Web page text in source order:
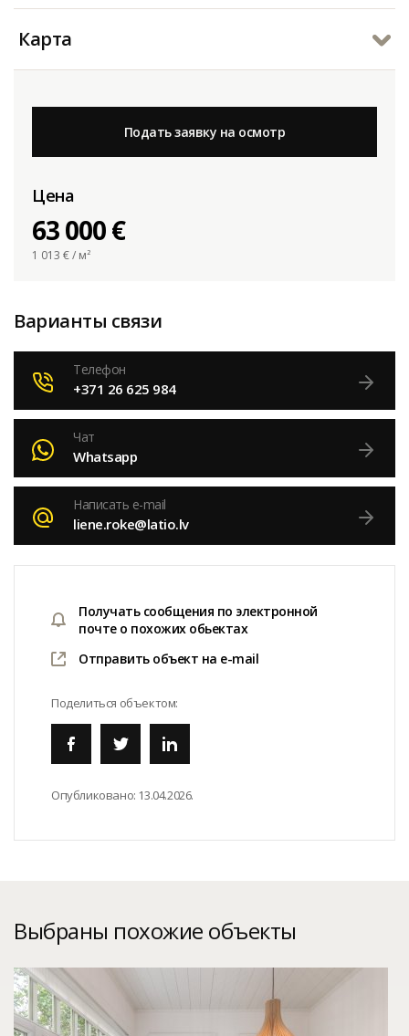
Карта
Подать заявку на осмотр
Цена
63 000 €
1 013 € / м²
Варианты связи
Телефон
+371 26 625 984
Чат
Whatsapp
Написать e-mail
liene.roke@latio.lv
Получать сообщения по электронной
почте о похожих обьектах
Отправить объект на e-mail
Поделиться объектом:
Опубликовано: 13.04.2026.
Выбраны похожие объекты